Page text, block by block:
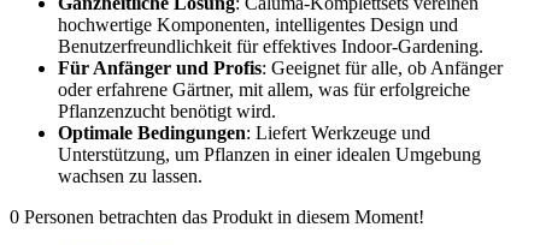
hochwertige Komponenten, intelligentes Design und
Benutzerfreundlichkeit für effektives Indoor-Gardening.
Für Anfänger und Profis: Geeignet für alle, ob Anfänger
oder erfahrene Gärtner, mit allem, was für erfolgreiche
Pflanzenzucht benötigt wird.
Optimale Bedingungen: Liefert Werkzeuge und
Unterstützung, um Pflanzen in einer idealen Umgebung
wachsen zu lassen.
0 Personen betrachten das Produkt in diesem Moment!